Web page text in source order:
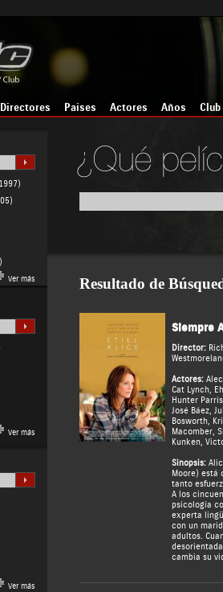
Directores Países Actores Años Club
Ver más
Ver más
Ver más
Resultado de
Siempre
Director:
Actores:
Cat Lynch,
Hunter
José Báez,
Bosworth,
Macomber,
Kunken,
Sinopsis:
Moore) está
tanto
A los
psicología
experta
con un
adultos.
cambia su